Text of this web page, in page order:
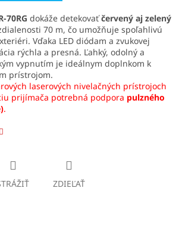
70RG dokáže detekovaťčervený aj zelený
70 m, čo umožňuje spoľahlivú
Vďaka LED diódam a zvukovej
rýchla a presná. Ľahký, odolný a
vypnutím je ideálnym doplnkom k
prístrojom.
laserových nivelačných prístrojoch
prijímača potrebná podpora pulzného
.
ZDIEĽAŤ